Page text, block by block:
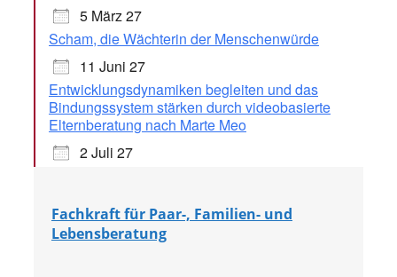
5 März 27
Scham, die Wächterin der Menschenwürde
11 Juni 27
Entwicklungsdynamiken begleiten und das
Bindungssystem stärken durch videobasierte
Elternberatung nach Marte Meo
2 Juli 27
Fachkraft für Paar-, Familien- und
Lebensberatung